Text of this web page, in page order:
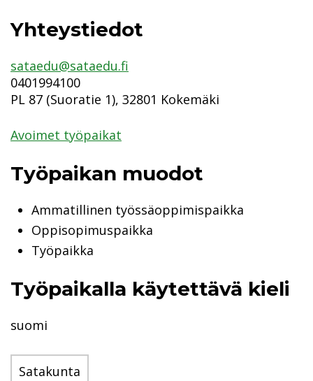
Yhteystiedot
sataedu@sataedu.fi
0401994100
PL 87 (Suoratie 1), 32801 Kokemäki
Avoimet työpaikat
Työpaikan muodot
Ammatillinen työssäoppimispaikka
Oppisopimuspaikka
Työpaikka
Työpaikalla käytettävä kieli
suomi
Satakunta